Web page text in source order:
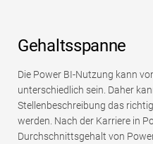
Gehaltsspanne
Die Power BI-Nutzung kann
unterschiedlich sein. Daher
Stellenbeschreibung das
werden. Nach der Karriere in
Durchschnittsgehalt von